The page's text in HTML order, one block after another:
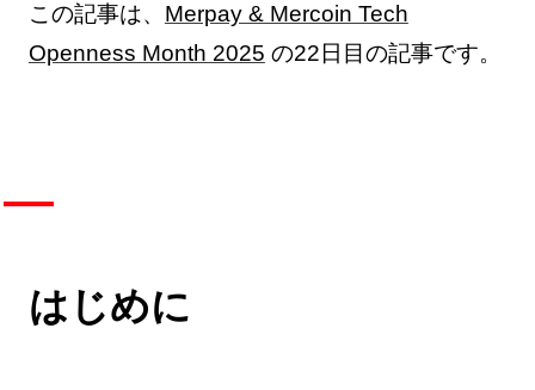
この記事は、 Merpay & Mercoin Tech
Openness Month 2025 の22日目の記事です。
はじめに